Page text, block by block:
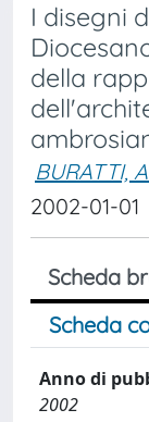
I disegni
della
BURATTI,
2002-01-01
Scheda
Scheda
Anno di
2002